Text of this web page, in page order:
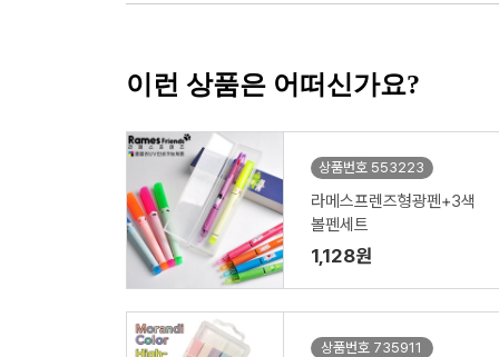
이런 상품은 어떠신가요?
상품번호 553223
라메스프렌즈형광펜+3색
볼펜세트
1,128원
상품번호 735911